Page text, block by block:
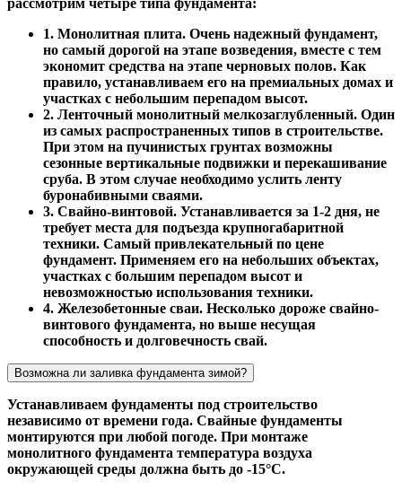
1. Монолитная плита. Очень надежный фундамент,
но самый дорогой на этапе возведения, вместе с тем
экономит средства на этапе черновых полов. Как
правило, устанавливаем его на премиальных домах и
участках с небольшим перепадом высот.
2. Ленточный монолитный мелкозаглубленный. Один
из самых распространенных типов в строительстве.
При этом на пучинистых грунтах возможны
сезонные вертикальные подвижки и перекашивание
сруба. В этом случае необходимо услить ленту
буронабивными сваями.
3. Свайно-винтовой. Устанавливается за 1-2 дня, не
требует места для подъезда крупногабаритной
техники. Самый привлекательный по цене
фундамент. Применяем его на небольших объектах,
участках с большим перепадом высот и
невозможностью использования техники.
4. Железобетонные сваи. Несколько дороже свайно-
винтового фундамента, но выше несущая
способность и долговечность свай.
Возможна ли заливка фундамента зимой?
Устанавливаем фундаменты под строительство
независимо от времени года. Свайные фундаменты
монтируются при любой погоде. При монтаже
монолитного фундамента температура воздуха
окружающей среды должна быть до -15°С.